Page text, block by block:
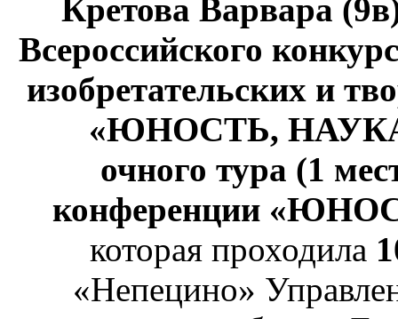
Кретова Варвара
Всероссийского
изобретательских и
«ЮНОСТЬ,
очного тура (1
конференции
которая проходила
«Непецино»